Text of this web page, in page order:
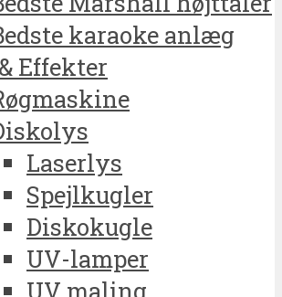
karaoke anlæg
Effekter
Laserlys
Spejlkugler
Diskokugle
UV-lamper
UV maling